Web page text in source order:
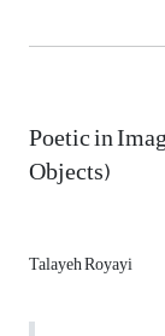
Poetic in
Objects)
Talayeh Royayi